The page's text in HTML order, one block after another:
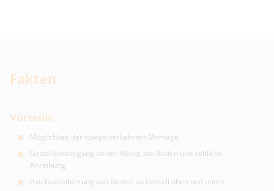
Fakten
Vorteile:
Möglichkeit der spiegelverkehrten Montage
Gestellbefestigung an der Wand, am Boden und seitliche
Anreihung
Patchkabelführung von Gestell zu Gestell oben und unten